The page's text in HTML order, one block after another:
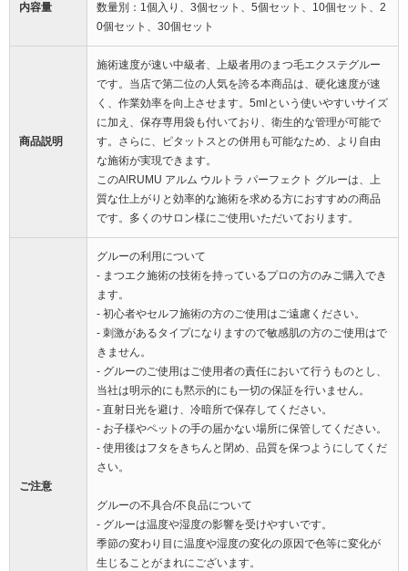
内容量
数量別：1個入り、3個セット、5個セット、10個セット、2
0個セット、30個セット
商品説明
施術速度が速い中級者、上級者用のまつ毛エクステグルー
です。当店で第二位の人気を誇る本商品は、硬化速度が速
く、作業効率を向上させます。5mlという使いやすいサイズ
に加え、保存専用袋も付いており、衛生的な管理が可能で
す。さらに、ピタットスとの併用も可能なため、より自由
な施術が実現できます。
このA!RUMU アルム ウルトラ パーフェクト グルーは、上
質な仕上がりと効率的な施術を求める方におすすめの商品
です。多くのサロン様にご使用いただいております。
ご注意
グルーの利用について
- まつエク施術の技術を持っているプロの方のみご購入でき
ます。
- 初心者やセルフ施術の方のご使用はご遠慮ください。
- 刺激があるタイプになりますので敏感肌の方のご使用はで
きません。
- グルーのご使用はご使用者の責任において行うものとし、
当社は明示的にも黙示的にも一切の保証を行いません。
- 直射日光を避け、冷暗所で保存してください。
- お子様やペットの手の届かない場所に保管してください。
- 使用後はフタをきちんと閉め、品質を保つようにしてくだ
さい。
グルーの不具合/不良品について
- グルーは温度や湿度の影響を受けやすいです。
季節の変わり目に温度や湿度の変化の原因で色等に変化が
生じることがまれにございます。